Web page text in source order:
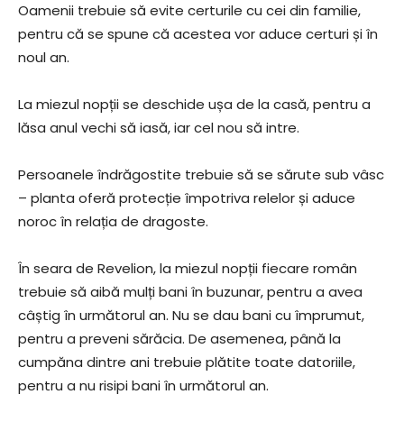
Oamenii trebuie să evite certurile cu cei din familie,
pentru că se spune că acestea vor aduce certuri și în
noul an.
La miezul nopții se deschide ușa de la casă, pentru a
lăsa anul vechi să iasă, iar cel nou să intre.
Persoanele îndrăgostite trebuie să se sărute sub vâsc
– planta oferă protecție împotriva relelor și aduce
noroc în relația de dragoste.
În seara de Revelion, la miezul nopții fiecare român
trebuie să aibă mulți bani în buzunar, pentru a avea
câștig în următorul an. Nu se dau bani cu împrumut,
pentru a preveni sărăcia. De asemenea, până la
cumpăna dintre ani trebuie plătite toate datoriile,
pentru a nu risipi bani în următorul an.